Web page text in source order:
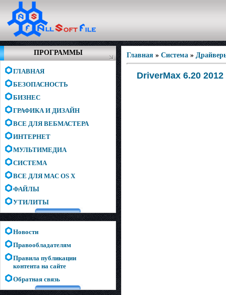
ПРОГРАММЫ
ГЛАВНАЯ
БЕЗОПАСНОСТЬ
БИЗНЕС
ГРАФИКА И ДИЗАЙН
ВСЕ ДЛЯ ВЕБМАСТЕРА
ИНТЕРНЕТ
МУЛЬТИМЕДИА
СИСТЕМА
ВСЕ ДЛЯ MAC OS X
ФАЙЛЫ
УТИЛИТЫ
Новости
Правообладателям
Правила публикации
контента на сайте
Обратная связь
Главная » Система »
DriverMax 6.20 2012